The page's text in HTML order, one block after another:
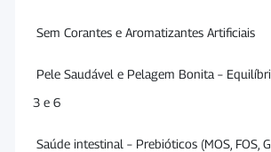
Sem Corantes e Aromatizantes Artificiais
Pele Saudável e Pelagem Bonita –
3 e 6
Saúde intestinal – Prebióticos (MOS, FOS,